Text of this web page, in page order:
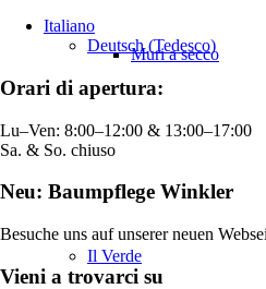
Muri a secco
Il Verde
Italiano
Deutsch(Tedesco)
Orari di apertura:
Lu–Ven: 8:00–12:00 & 13:00–17:00
Sa. & So. chiuso
Neu: Baumpflege Winkler
Besuche uns auf unserer neuen
Vieni a trovarci su